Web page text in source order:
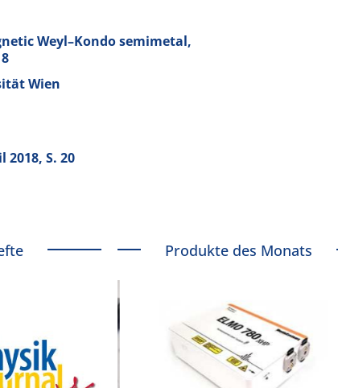
Weyl–Kondo semimetal,
Wien
S. 20
Produkte des Monats